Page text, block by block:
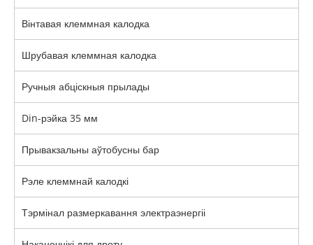
Вінтавая клеммная калодка
Шрубавая клеммная калодка
Ручныя абціскныя прылады
Din-рэйка 35 мм
Прывакзальны аўтобусны бар
Рэле клеммнай калодкі
Тэрмінал размеркавання электраэнергіі